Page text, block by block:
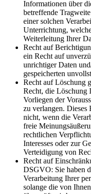
Informationen über
betreffende
einer solchen
Unterrichtung,
Weiterleitung Ihrer
Recht auf
ein Recht auf
unrichtiger Daten
gespeicherten
Recht auf Löschung
Recht, die Löschung
Vorliegen der
zu verlangen. Dieses
nicht, wenn die
freie
rechtlichen
Interesses oder zur
Verteidigung von
Recht auf
DSGVO: Sie haben
Verarbeitung Ihrer
solange die von